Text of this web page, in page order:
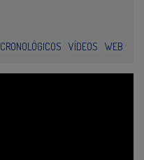
CRONOLÓGICOS VÍDEOS WEB